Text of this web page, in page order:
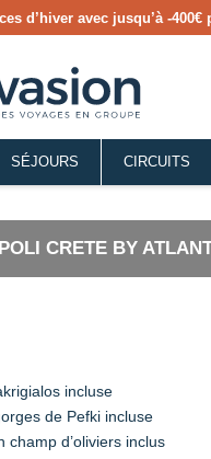
d’hiver avec jusqu’à -400€
SÉJOURS CIRCUITS
CRETE BY
incluse
de Pefki incluse
champ d’oliviers inclus